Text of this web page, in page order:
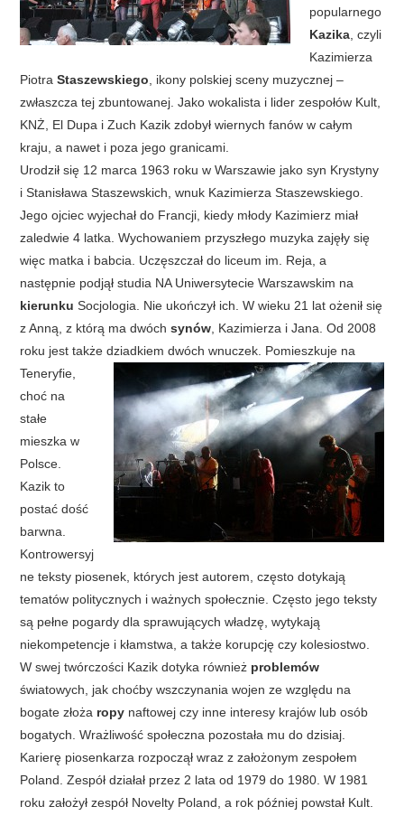
popularnego
Kazika , czyli
Kazimierza
PiotraStaszewskiego , ikony polskiej sceny muzycznej –
zwłaszcza tej zbuntowanej. Jako wokalista i lider zespołów Kult,
KNŻ, El Dupa i Zuch Kazik zdobył wiernych fanów w całym
kraju, a nawet i poza jego granicami.
Urodził się 12 marca 1963 roku w Warszawie jako syn Krystyny
i Stanisława Staszewskich, wnuk Kazimierza Staszewskiego.
Jego ojciec wyjechał do Francji, kiedy młody Kazimierz miał
zaledwie 4 latka. Wychowaniem przyszłego muzyka zajęły się
więc matka i babcia. Uczęszczał do liceum im. Reja, a
następnie podjął studia NA Uniwersytecie Warszawskim na
kierunku Socjologia. Nie ukończył ich. W wieku 21 lat ożenił się
z Anną, z którą ma dwóchsynów , Kazimierza i Jana. Od 2008
roku jest także dziadkiem dwóch wnuczek. Pomieszkuje na
Teneryfie,
choć na
stałe
mieszka w
Polsce.
Kazik to
postać dość
barwna.
Kontrowersyj
ne teksty piosenek, których jest autorem, często dotykają
tematów politycznych i ważnych społecznie. Często jego teksty
są pełne pogardy dla sprawujących władzę, wytykają
niekompetencje i kłamstwa, a także korupcję czy kolesiostwo.
W swej twórczości Kazik dotyka również problemów
światowych, jak choćby wszczynania wojen ze względu na
bogate złoża ropy naftowej czy inne interesy krajów lub osób
bogatych. Wrażliwość społeczna pozostała mu do dzisiaj.
Karierę piosenkarza rozpoczął wraz z założonym zespołem
Poland. Zespół działał przez 2 lata od 1979 do 1980. W 1981
roku założył zespół Novelty Poland, a rok później powstał Kult.